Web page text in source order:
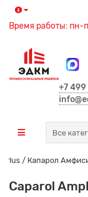
Время работы: пн-
+7
Все
Plus / Капарол
Caparol